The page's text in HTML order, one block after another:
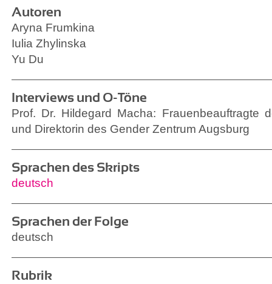
Autoren
Aryna Frumkina
Iulia Zhylinska
Yu Du
Interviews und O-Töne
Prof. Dr. Hildegard Macha: Frauenbeauftragte
und Direktorin des Gender Zentrum Augsburg
Sprachen des Skripts
deutsch
Sprachen der Folge
deutsch
Rubrik